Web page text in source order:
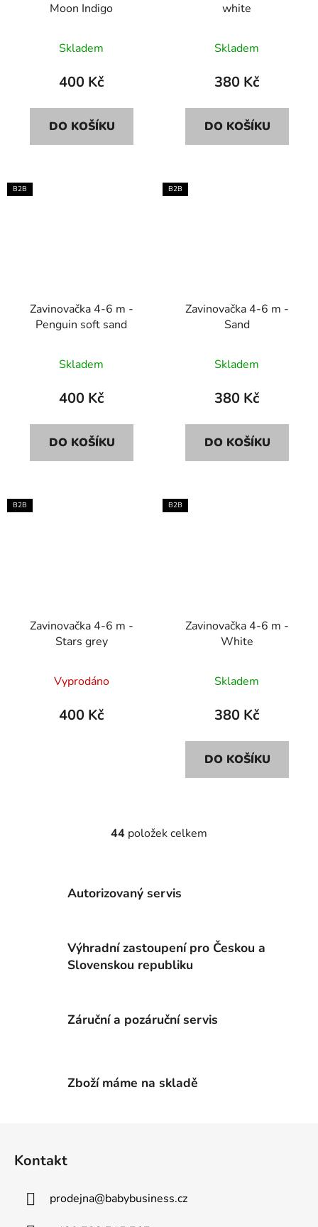
Moon Indigo
Skladem
400 Kč
DO KOŠÍKU
white
Skladem
380 Kč
DO KOŠÍKU
B2B
Zavinovačka 4-6 m -
Penguin soft sand
Skladem
400 Kč
DO KOŠÍKU
B2B
Zavinovačka 4-6 m -
Sand
Skladem
380 Kč
DO KOŠÍKU
B2B
Zavinovačka 4-6 m -
Stars grey
Vyprodáno
400 Kč
B2B
Zavinovačka 4-6 m -
White
Skladem
380 Kč
DO KOŠÍKU
O
á
d
í
p
k
y
p
i
44 položek celkem
Autorizovaný servis
Výhradní zastoupení pro Českou a
Slovenskou republiku
Záruční a pozáruční servis
Zboží máme na skladě
Kontakt
prodejna@babybusiness.cz